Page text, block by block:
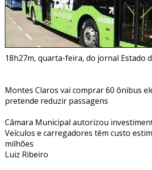
18h27m, quarta-feira, do jornal Estado
Montes Claros vai comprar 60 ônibus
pretende reduzir passagens
Câmara Municipal autorizou
Veículos e carregadores têm custo
milhões
Luiz Ribeiro